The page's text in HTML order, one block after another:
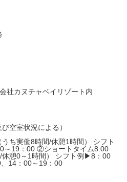
社カヌチャベイリゾート内
空室状況による）
ち実働8時間/休憩1時間） シフト
～19：00 ②ショートタイム8:00
休憩0～1時間） シフト例▶8：00
14：00～19：00